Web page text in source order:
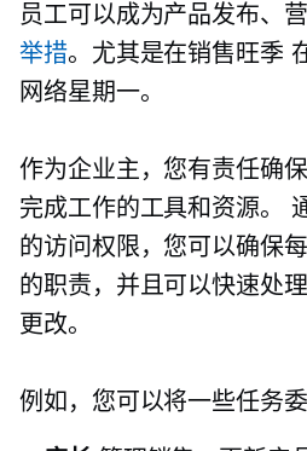
员工可以成为产品发布、
举措。尤其是在销售旺季
网络星期一。
作为企业主，您有责任确
完成工作的工具和资源。
的访问权限，您可以确保
的职责，并且可以快速处
更改。
例如，您可以将一些任务委